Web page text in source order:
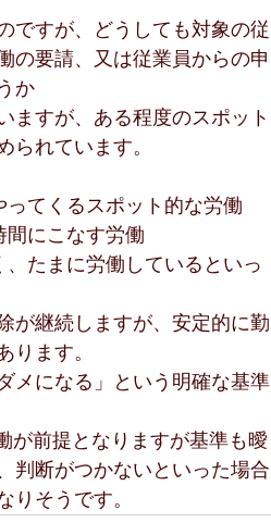
ですが、どうしても対象の従
の要請、又は従業員からの申
か
ますが、ある程度のスポット
られています。
てくるスポット的な労働
間にこなす労働
たまに労働しているといっ
が継続しますが、安定的に勤
ります。
メになる」という明確な基準
が前提となりますが基準も曖
判断がつかないといった場合
りそうです。